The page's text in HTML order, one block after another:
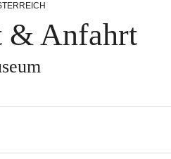
& Anfahrt